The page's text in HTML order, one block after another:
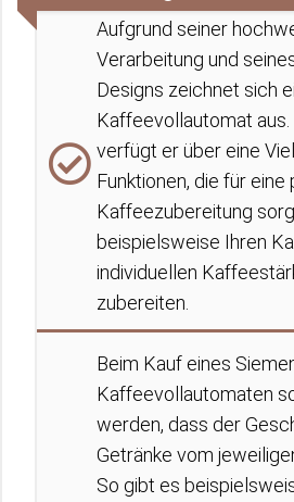
Aufgrund seiner
Verarbeitung und
Designs zeichnet sich
Kaffeevollautomat aus.
verfügt er über eine
Funktionen, die für
Kaffeezubereitung
beispielsweise Ihren
individuellen
zubereiten.
Beim Kauf eines
Kaffeevollautomaten
werden, dass der
Getränke vom
So gibt es